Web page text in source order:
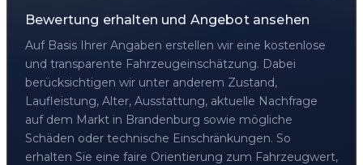
Bewertung erhalten und Angebot ansehen
Auf Basis Ihrer Angaben erstellen wir eine kostenlose
und transparente Fahrzeugeinschätzung. Dabei
berücksichtigen wir unter anderem Zustand,
Laufleistung, Alter, Ausstattung, aktuelle Nachfrage
auf dem Markt in Brandenburg sowie mögliche
Schäden oder technische Einschränkungen. So
erhalten Sie eine faire Orientierung zum Fahrzeugwert,